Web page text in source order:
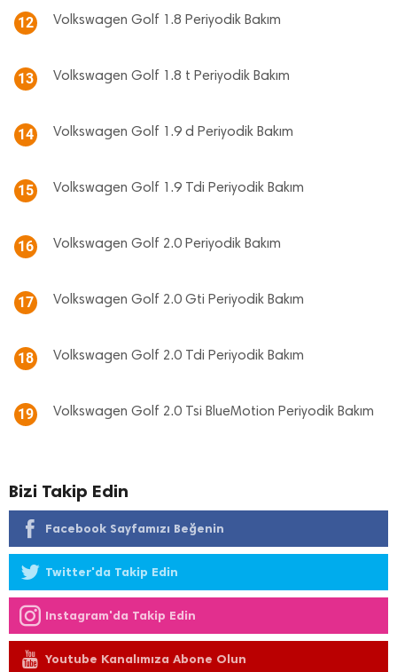
12 Volkswagen Golf 1.8 Periyodik Bakım
13 Volkswagen Golf 1.8 t Periyodik Bakım
14 Volkswagen Golf 1.9 d Periyodik Bakım
15 Volkswagen Golf 1.9 Tdi Periyodik Bakım
16 Volkswagen Golf 2.0 Periyodik Bakım
17 Volkswagen Golf 2.0 Gti Periyodik Bakım
18 Volkswagen Golf 2.0 Tdi Periyodik Bakım
19 Volkswagen Golf 2.0 Tsi BlueMotion Periyodik Bakım
Bizi Takip Edin
Facebook Sayfamızı Beğenin
Twitter'da Takip Edin
Instagram'da Takip Edin
Youtube Kanalımıza Abone Olun